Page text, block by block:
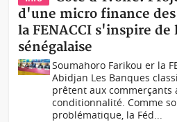
d'une micro finance
la FENACCI s'inspire
sénégalaise
Soumahoro Farikou er la
Abidjan Les Banques
prêtent aux commerçants
conditionnalité. Comme
problématique, la Féd...